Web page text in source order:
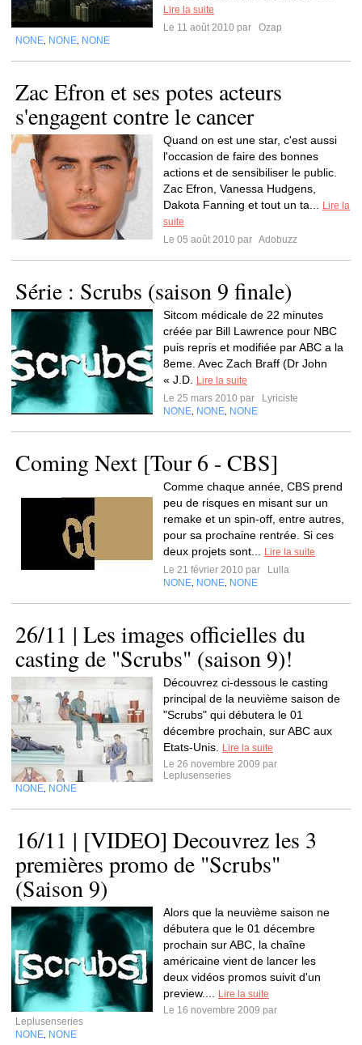
Lire la suite
Le 11 août 2010 par
Ozap
NONE NONE NONE
Zac Efron et ses potes acteurs
s'engagent contre le cancer
Quand on est une star, c'est aussi
l'occasion de faire des bonnes
actions et de sensibiliser le public.
Zac Efron, Vanessa Hudgens,
Dakota Fanning et tout un ta...
Lire la
suite
Le 05 août 2010 par Adobuzz
Série : Scrubs (saison 9 finale)
Sitcom médicale de 22 minutes
créée par Bill Lawrence pour NBC
puis repris et modifiée par ABC a la
8eme. Avec Zach Braff (Dr John
« J.D.
Lire la suite
Le 25 mars 2010 par
Lyriciste
NONE NONE NONE
Coming Next [Tour 6 - CBS]
Comme chaque année, CBS prend
peu de risques en misant sur un
remake et un spin-off, entre autres,
pour sa prochaine rentrée. Si ces
deux projets sont...
Lire la suite
Le 21 février 2010 par
Lulla
NONE NONE NONE
26/11 | Les images officielles du
casting de "Scrubs" (saison 9)!
Découvrez ci-dessous le casting
principal de la neuvième saison de
"Scrubs" qui débutera le 01
décembre prochain, sur ABC aux
Etats-Unis.
Lire la suite
Le 26 novembre 2009 par
Leplusenseries
NONE NONE
16/11 | [VIDEO] Decouvrez les 3
premières promo de "Scrubs"
(Saison 9)
Alors que la neuvième saison ne
débutera que le 01 décembre
prochain sur ABC, la chaîne
américaine vient de lancer les
deux vidéos promos suivit d'un
preview....
Lire la suite
Le 16 novembre 2009 par
Leplusenseries
NONE NONE